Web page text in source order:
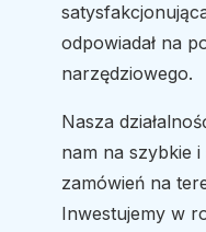
odpowiadał na
narzędziowego.
Nasza
nam na szybkie
zamówień na
Inwestujemy w